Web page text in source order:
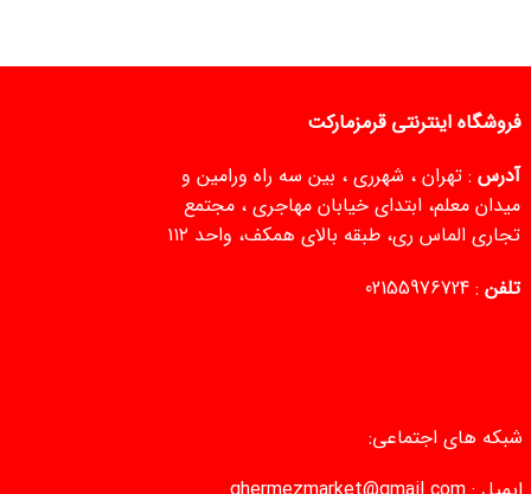
فروشگاه اینترنتی قرمزمارکت
آدرس : تهران ، شهرری ، بین سه راه ورامین و
میدان معلم، ابتدای خیابان مهاجری ، مجتمع
تجاری الماس ری، طبقه بالای همکف، واحد ۱۱۲
تلفن :
02155976724
شبکه های اجتماعی: